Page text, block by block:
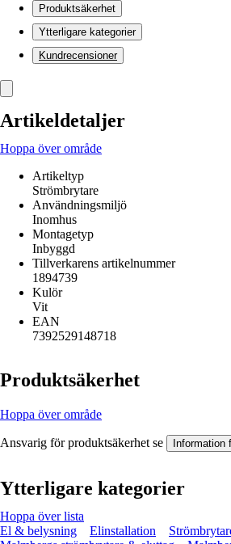
Produktsäkerhet
Ytterligare kategorier
Kundrecensioner
Artikeldetaljer
Hoppa över område
Artikeltyp
Strömbrytare
Användningsmiljö
Inomhus
Montagetyp
Inbyggd
Tillverkarens artikelnummer
1894739
Kulör
Vit
EAN
7392529148718
Produktsäkerhet
Hoppa över område
Ansvarig för produktsäkerhet se Information
Ytterligare kategorier
Hoppa över lista
El & belysning
Elinstallation